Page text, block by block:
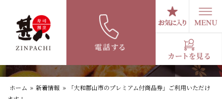
「大和郡山市のプレミアム付商品券」ご利用
いただけます！
ホーム » 新着情報 »
「大和郡山市のプレミアム付商品券」ご利用いただけ